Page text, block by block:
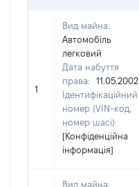
1
Вид майна:
Автомобіль
легковий
Дата набуття
права:
11.05.2002
Ідентифікаційний
номер (VIN-код,
номер шасі):
[Конфіденційна
інформація]
Вид майна: